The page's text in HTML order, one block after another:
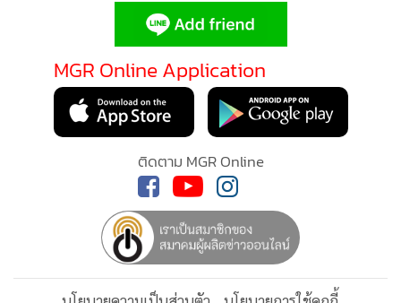
เหมือนกับข้อเสนอของอดีตปธน.ไบเดนเมื่อ 9 เดือนที่แล้วนั่น
เพียงแต่มาปัดฝุ่นใหม่และเรียบเรียงจนขยายเป็น 20 ข้อ
รายละเอียดยังหาได้ยากมากในแผนนี้
เนทันยาฮูอาจอยากช่วยทรัมป์เพื่อได้รับรางวัลโนเบลสันติภาพ-
สงครามที่ยูเครนได้ใน 24 ชม.-และการฆ่าล้างเผ่าพันธุ์ที่กาซา ก็
ไปถึงกองทัพอิสราเอลบุกโจมตีทั้งฐานพัฒนานิวเคลียร์
-และการโจมตีใจกลางเมืองโดฮา
เด็ดหัวผู้นำฝ่าย
การเมืองของฮามาสที่สำนักงานการเมืองของฮามาสที่นั่น-ซึ่ง
ทำให้ฝ่ายอาหรับใน GCC, สันนิบาตอาหรับและกลุ่มองค์กร
MGR Online Application
ติดตาม MGR Online
นโยบายความเป็นส่วนตัว
นโยบายการใช้คุกกี้